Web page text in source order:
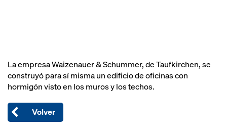
La empresa Waizenauer & Schummer, de Taufkirchen, se
construyó para sí misma un edificio de oficinas con
hormigón visto en los muros y los techos.
Volver